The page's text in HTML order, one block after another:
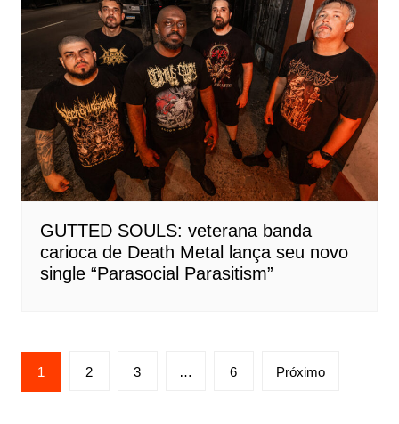
GUTTED SOULS: veterana banda
carioca de Death Metal lança seu novo
single “Parasocial Parasitism”
Paginação
de
1 2 3 … 6 Próximo